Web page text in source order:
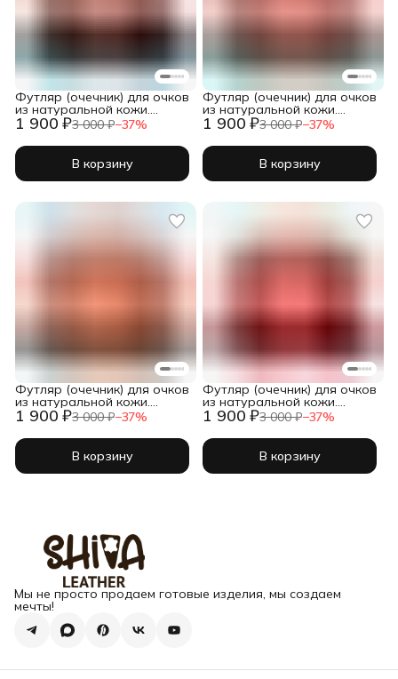
1 900 ₽3 000 ₽−37%
Футляр (очечник) для очков
из натуральной кожи.
Темно-синий крокодил
В корзину
1 900 ₽3 000 ₽−37%
Футляр (очечник) для очков
из натуральной кожи.
Коричневый крокодил
В корзину
1 900 ₽3 000 ₽−37%
Футляр (очечник) для очков
из натуральной кожи.
Бежевый крокодил
В корзину
1 900 ₽3 000 ₽−37%
Футляр (очечник) для очков
из натуральной кожи.
Красный крокодил
В корзину
Мы не просто продаем готовые изделия, мы создаем
мечты!